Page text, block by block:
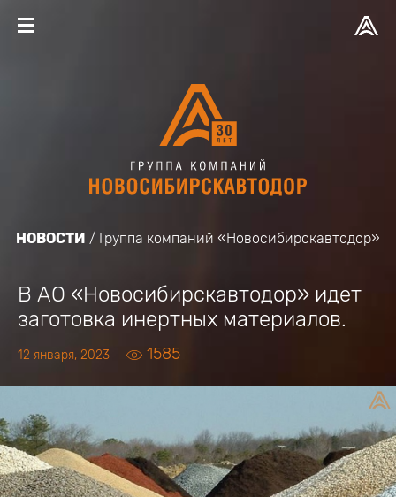
НОВОСТИ Группа компаний «Новосибирскавтодор»
В АО «Новосибирскавтодор» идет
заготовка инертных материалов.
12 января, 2023 1585